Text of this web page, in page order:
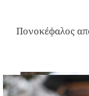
Πονοκέφαλος